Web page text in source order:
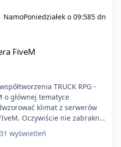
NamoPoniedziałek o 09:585 dn
FiveM
o głównej tematyce
klimat z serwerów
Oczywiście nie zabraknie
robić coś innego niż
wyświetleń